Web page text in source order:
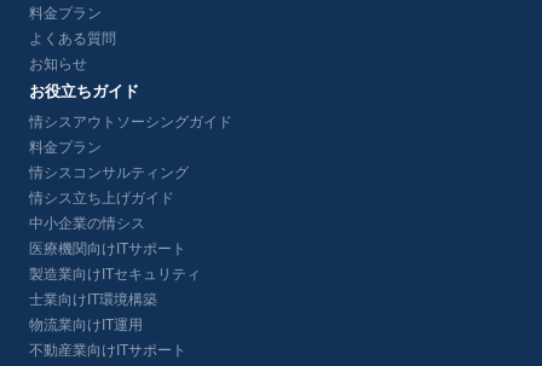
料金プラン
よくある質問
お知らせ
お役立ちガイド
情シスアウトソーシングガイド
料金プラン
情シスコンサルティング
情シス立ち上げガイド
中小企業の情シス
医療機関向けITサポート
製造業向けITセキュリティ
士業向けIT環境構築
物流業向けIT運用
不動産業向けITサポート